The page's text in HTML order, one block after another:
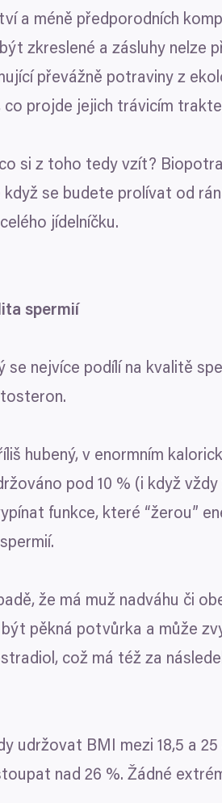
a méně předporodních
zkreslené a zásluhy nelze
převážně potraviny z
co projde jejich trávicím
si z toho tedy vzít?
se budete prolívat od
jídelníčku.
spermií
se nejvíce podílí na kvalitě
hubený, v enormním
pod 10 % (i když
funkce, které “žerou”
že má muž nadváhu či
být pěkná potvůrka a může
což má též za
udržovat BMI mezi 18,5 a 25
nad 26 %. Žádné